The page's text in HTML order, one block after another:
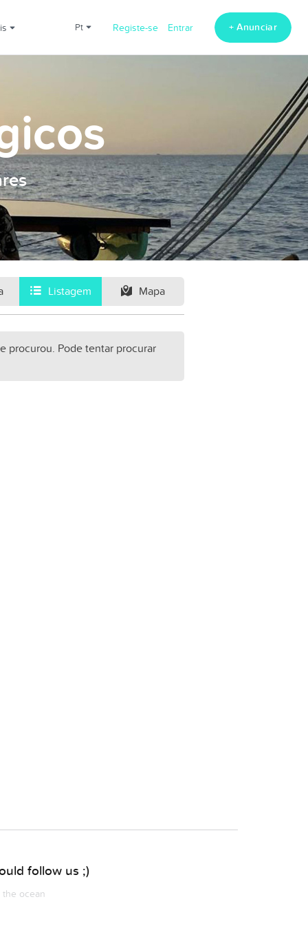
pt Registe-se Entrar + Anunciar
Listagem Mapa
procurou. Pode tentar procurar
follow us ;)
ocean